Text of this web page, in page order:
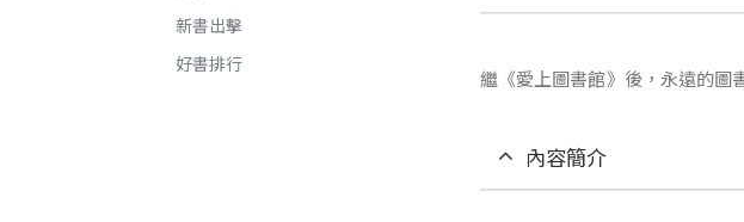
繼《愛上圖書館》後，永遠的圖
內容簡介
新書出擊
好書排行